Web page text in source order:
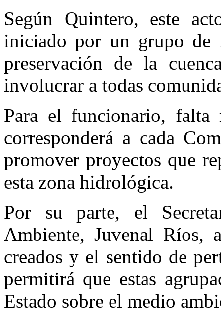
Según Quintero, este
iniciado por un grupo de
preservación de la
involucrar a todas
Para el funcionario,
corresponderá a cada
promover proyectos que
esta zona hidrológica.
Por su parte, el
Ambiente, Juvenal Ríos,
creados y el sentido de
permitirá que estas
Estado sobre el medio